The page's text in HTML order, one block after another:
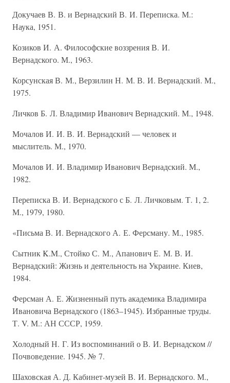
Докучаев В. В. и Вернадский В. И. Переписка. М.:
Наука, 1951.
Козиков И. А. Философские воззрения В. И.
Вернадского. М., 1963.
Корсунская В. М., Верзилин Н. М. В. И. Вернадский. М.,
1975.
Личков Б. Л. Владимир Иванович Вернадский. М., 1948.
Мочалов И. И. В. И. Вернадский — человек и
мыслитель. М., 1970.
Мочалов И. И. Владимир Иванович Вернадский. М.,
1982.
Переписка В. И. Вернадского с Б. Л. Личковым. Т. 1, 2.
М., 1979, 1980.
«Письма В. И. Вернадского А. Е. Ферсману. М., 1985.
Сытник K.M., Стойко С. М., Апанович Е. М. В. И.
Вернадский: Жизнь и деятельность на Украине. Киев,
1984.
Ферсман А. Е. Жизненный путь академика Владимира
Ивановича Вернадского (1863–1945). Избранные труды.
Т. V. М.: АН СССР, 1959.
Холодный Н. Г. Из воспоминаний о В. И. Вернадском //
Почвоведение. 1945. № 7.
Шаховская А. Д. Кабинет-музей В. И. Вернадского. М.,